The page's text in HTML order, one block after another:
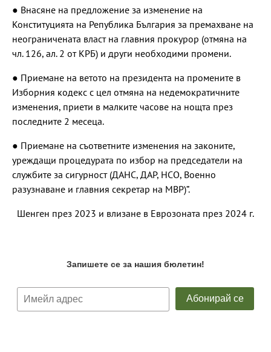
● Внасяне на предложение за изменение на
Конституцията на Република България за премахване на
неограничената власт на главния прокурор (отмяна на
чл. 126, ал. 2 от КРБ) и други необходими промени.
● Приемане на ветото на президента на промените в
Изборния кодекс с цел отмяна на недемократичните
изменения, приети в малките часове на нощта през
последните 2 месеца.
● Приемане на съответните изменения на законите,
уреждащи процедурата по избор на председатели на
службите за сигурност (ДАНС, ДАР, НСО, Военно
разузнаване и главния секретар на МВР)”.
Шенген през 2023 и влизане в Еврозоната през 2024 г.